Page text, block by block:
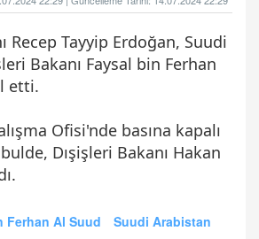
Recep Tayyip Erdoğan, Suudi
Bakanı Faysal bin Ferhan
etti.
Ofisi'nde basına kapalı
Dışişleri Bakanı Hakan
Ferhan Al Suud
Suudi Arabistan